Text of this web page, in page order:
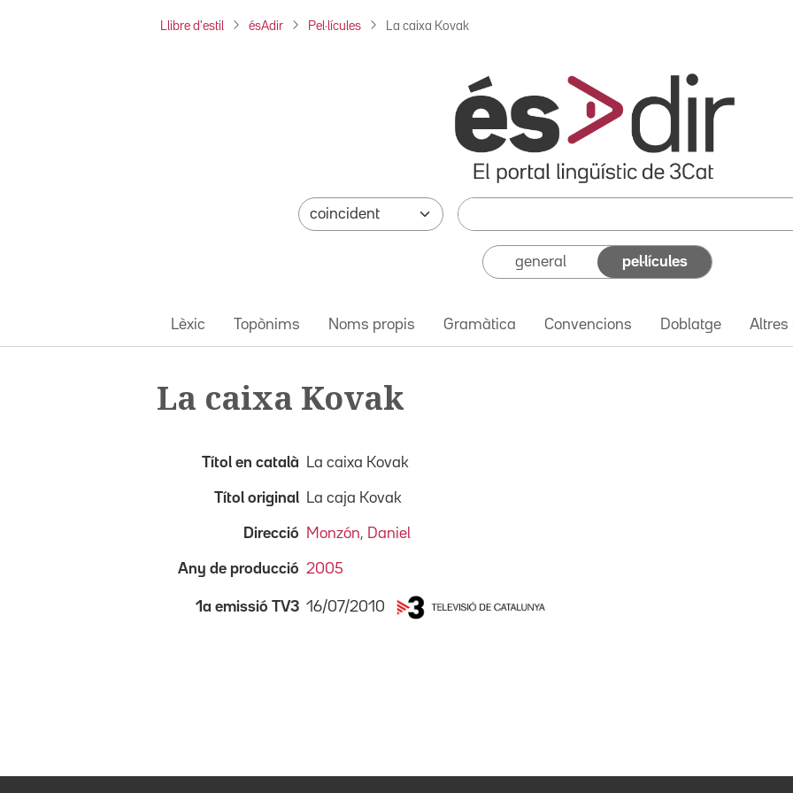
Llibre d'estil ésAdir Pel·lícules La caixa Kovak
general pel·lícules
Lèxic Topònims Noms propis Gramàtica Convencions Doblatge Altres
La caixa Kovak
Títol en català La caixa Kovak
Títol original La caja Kovak
Direcció Monzón, Daniel
Any de producció 2005
1a emissió TV3 16/07/2010